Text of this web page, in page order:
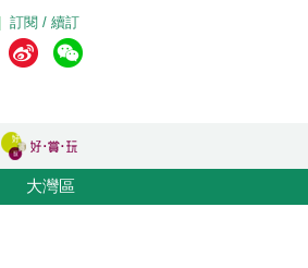
訂閱 / 續訂
大灣區